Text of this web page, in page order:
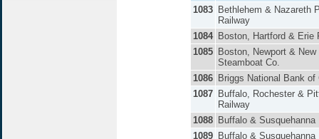
1083 Bethlehem & Nazareth
Railway
1084 Boston, Hartford & Erie
1085 Boston, Newport & New
Steamboat Co.
1086 Briggs National Bank of
1087 Buffalo, Rochester &
Railway
1088 Buffalo & Susquehanna
1089 Buffalo & Susquehanna